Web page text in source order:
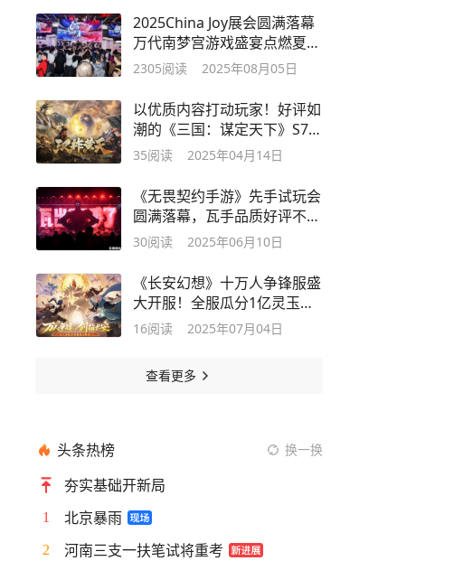
2025China Joy展会圆满落幕
万代南梦宫游戏盛宴点燃夏日
激情
2305阅读 2025年08月05日
以优质内容打动玩家！好评如
潮的《三国：谋定天下》S7赛
季已上线
35阅读 2025年04月14日
《无畏契约手游》先手试玩会
圆满落幕，瓦手品质好评不
断！
30阅读 2025年06月10日
《长安幻想》十万人争锋服盛
大开服！全服瓜分1亿灵玉，
热血开战
16阅读 2025年07月04日
查看更多
头条热榜 换一换
夯实基础开新局
1 北京暴雨
2 河南三支一扶笔试将重考